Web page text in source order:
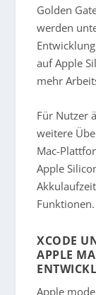
Golden
werden
auf Apple
mehr
Für Nutzer
weitere
Mac-
Apple
Funktionen.
XCODE
APPLE
Apple